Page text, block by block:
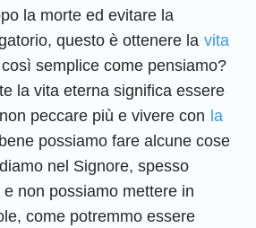
la morte ed evitare la
questo è ottenere la vita
semplice come pensiamo?
la vita eterna significa essere
peccare più e vivere con la
possiamo fare alcune cose
nel Signore, spesso
non possiamo mettere in
come potremmo essere